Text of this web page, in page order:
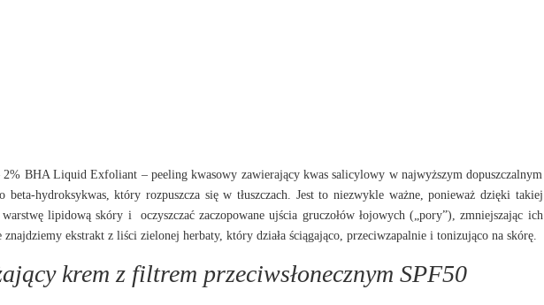
2% BHA Liquid Exfoliant – peeling kwasowy zawierający kwas salicylowy w najwyższym dopuszczalnym
hydroksykwas, który rozpuszcza się w tłuszczach. Jest to niezwykle ważne, ponieważ dzięki takiej
warstwę lipidową skóry i
oczyszczać zaczopowane ujścia gruczołów łojowych („pory”), zmniejszając ich
znajdziemy ekstrakt z liści zielonej herbaty, który działa ściągająco, przeciwzapalnie i tonizująco na skórę.
krem z filtrem przeciwsłonecznym SPF50